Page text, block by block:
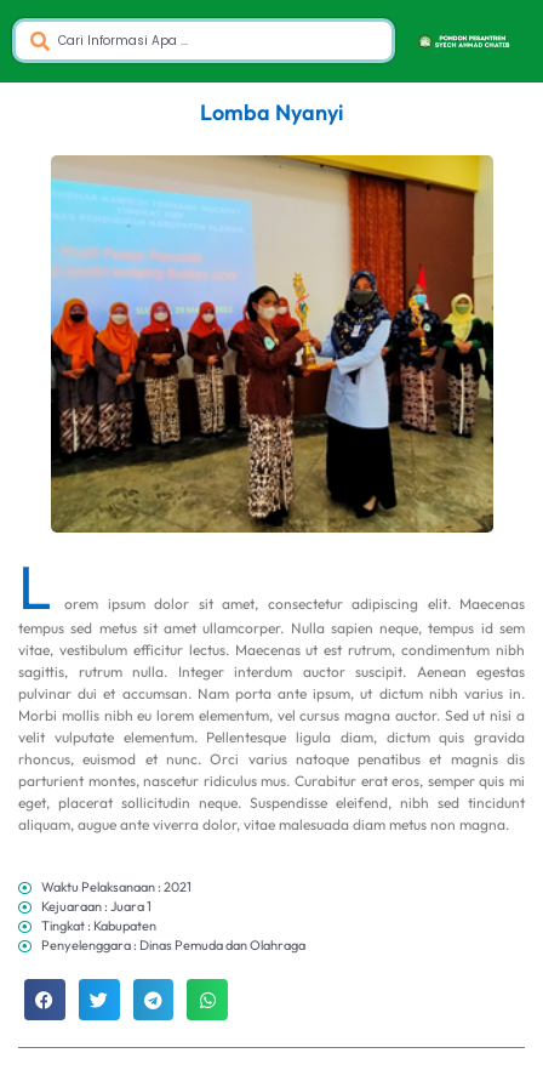
Lomba Nyanyi
L
orem ipsum dolor sit amet, consectetur adipiscing elit. Maecenas
tempus sed metus sit amet ullamcorper. Nulla sapien neque, tempus id sem
vitae, vestibulum efficitur lectus. Maecenas ut est rutrum, condimentum nibh
sagittis, rutrum nulla. Integer interdum auctor suscipit. Aenean egestas
pulvinar dui et accumsan. Nam porta ante ipsum, ut dictum nibh varius in.
Morbi mollis nibh eu lorem elementum, vel cursus magna auctor. Sed ut nisi a
velit vulputate elementum. Pellentesque ligula diam, dictum quis gravida
rhoncus, euismod et nunc. Orci varius natoque penatibus et magnis dis
parturient montes, nascetur ridiculus mus. Curabitur erat eros, semper quis mi
eget, placerat sollicitudin neque. Suspendisse eleifend, nibh sed tincidunt
aliquam, augue ante viverra dolor, vitae malesuada diam metus non magna.
Waktu Pelaksanaan : 2021
Kejuaraan : Juara 1
Tingkat : Kabupaten
Penyelenggara : Dinas Pemuda dan Olahraga